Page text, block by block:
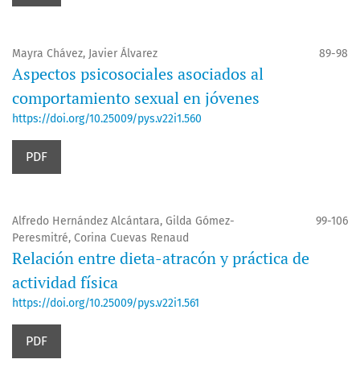
Mayra Chávez, Javier Álvarez 89-98
Aspectos psicosociales asociados al
comportamiento sexual en jóvenes
https://doi.org/10.25009/pys.v22i1.560
PDF
Alfredo Hernández Alcántara, Gilda Gómez-
Peresmitré, Corina Cuevas Renaud
99-106
Relación entre dieta-atracón y práctica de
actividad física
https://doi.org/10.25009/pys.v22i1.561
PDF